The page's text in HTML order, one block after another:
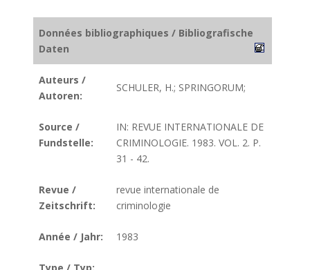
Données bibliographiques / Bibliografische
Daten
Auteurs /
Autoren:
SCHULER, H.; SPRINGORUM;
Source /
Fundstelle:
IN: REVUE INTERNATIONALE DE
CRIMINOLOGIE. 1983. VOL. 2. P.
31 - 42.
Revue /
Zeitschrift:
revue internationale de
criminologie
Année / Jahr: 1983